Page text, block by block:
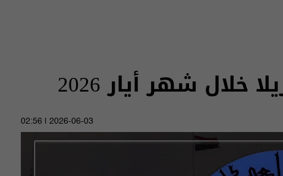
2026-06-03 | 02:56